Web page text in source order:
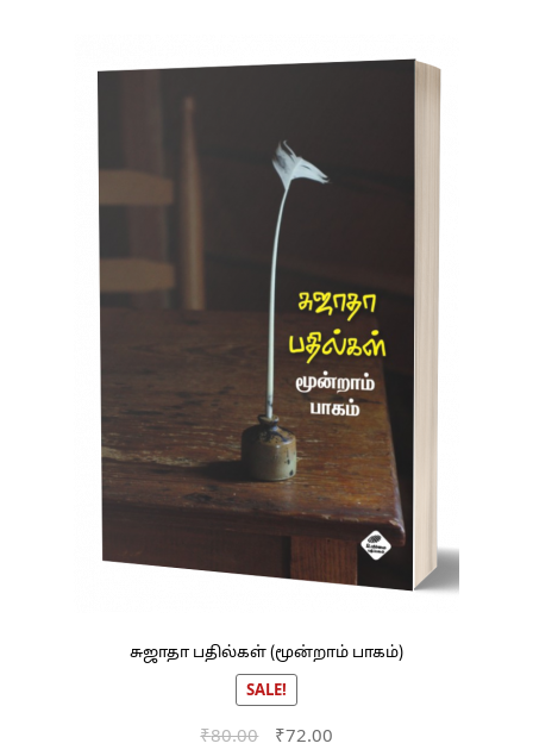
சுஜாதா பதில்கள் (மூன்றாம் பாகம்)
SALE!
₹80.00
Original
₹72.00Current